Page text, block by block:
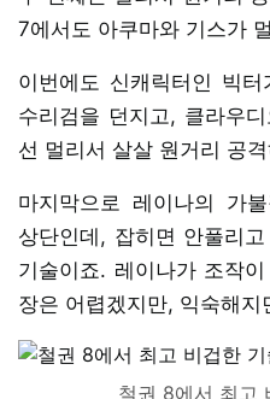
7에서도 아쿠마와 기스가
이번에도 신캐릭터인 빅
수리검을 던지고, 클라우
선 멀리서 살살 원거리 공
마지막으로 레이나의 가
상단인데, 잡히면 안풀리
기술이죠. 레이나가 조작
장은 어렵겠지만, 익숙해
철권 8에서 최고